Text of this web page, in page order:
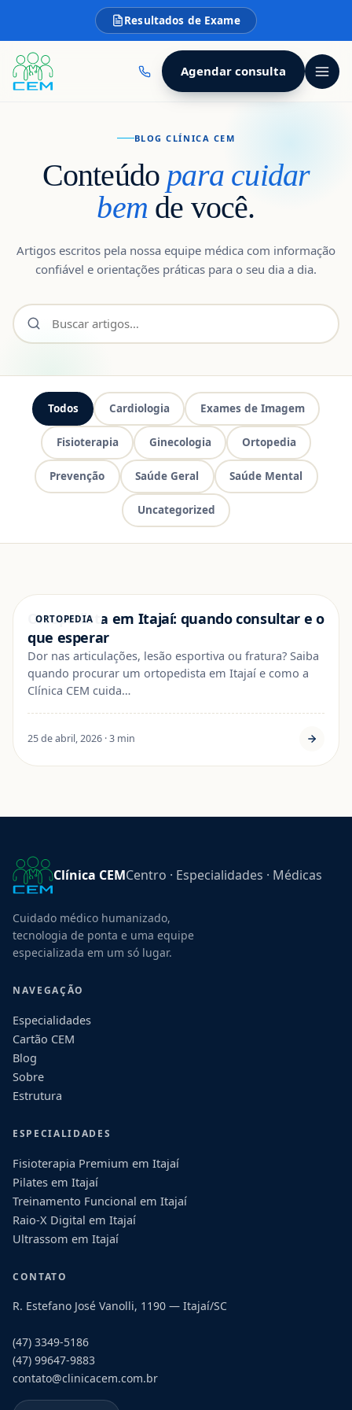
Resultados de Exame
Agendar consulta
BLOG CLÍNICA CEM
Conteúdo para cuidar
bem de você.
Artigos escritos pela nossa equipe médica com informação
confiável e orientações práticas para o seu dia a dia.
Todos Cardiologia Exames de Imagem
Fisioterapia Ginecologia Ortopedia
Prevenção Saúde Geral Saúde Mental
Uncategorized
ORTOPEDIA
Ortopedista em Itajaí: quando consultar e o
que esperar
Dor nas articulações, lesão esportiva ou fratura? Saiba
quando procurar um ortopedista em Itajaí e como a
Clínica CEM cuida…
25 de abril, 2026 · 3 min
Clínica CEMCentro · Especialidades · Médicas
Cuidado médico humanizado,
tecnologia de ponta e uma equipe
especializada em um só lugar.
NAVEGAÇÃO
Especialidades
Cartão CEM
Blog
Sobre
Estrutura
ESPECIALIDADES
Fisioterapia Premium em Itajaí
Pilates em Itajaí
Treinamento Funcional em Itajaí
Raio-X Digital em Itajaí
Ultrassom em Itajaí
CONTATO
R. Estefano José Vanolli, 1190 — Itajaí/SC
(47) 3349-5186
(47) 99647-9883
contato@clinicacem.com.br